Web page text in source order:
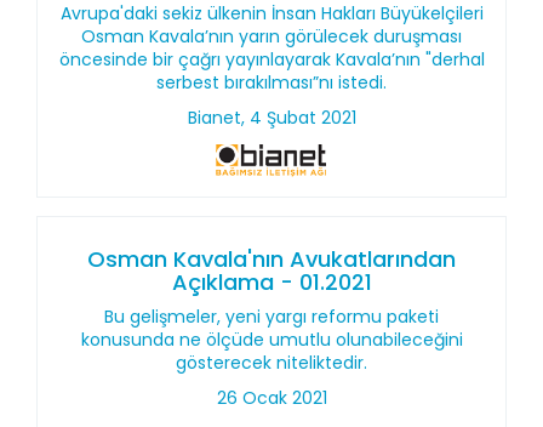
Avrupa'daki sekiz ülkenin İnsan Hakları Büyükelçileri
Osman Kavala’nın yarın görülecek duruşması
öncesinde bir çağrı yayınlayarak Kavala’nın "derhal
serbest bırakılması”nı istedi.
Bianet, 4 Şubat 2021
Osman Kavala'nın Avukatlarından
Açıklama - 01.2021
Bu gelişmeler, yeni yargı reformu paketi
konusunda ne ölçüde umutlu olunabileceğini
gösterecek niteliktedir.
26 Ocak 2021